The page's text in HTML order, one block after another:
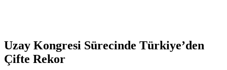
Uzay Kongresi Sürecinde Türkiye’den
Çifte Rekor